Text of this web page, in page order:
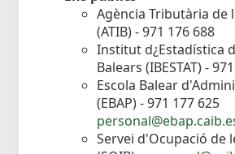
Agència Tributària de
(ATIB) - 971 176 688
Institut d¿Estadística
Balears (IBESTAT) -
Escola Balear
(EBAP) - 971 177 625
Servei d'Ocupació de